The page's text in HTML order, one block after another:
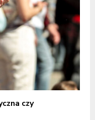
czy